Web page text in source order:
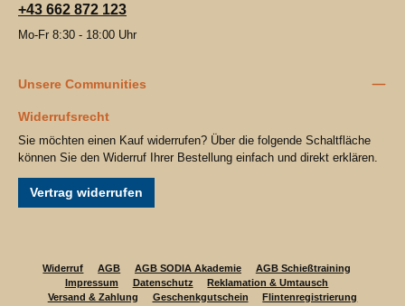
+43 662 872 123
Mo-Fr 8:30 - 18:00 Uhr
Unsere Communities
Widerrufsrecht
Sie möchten einen Kauf widerrufen? Über die folgende Schaltfläche
können Sie den Widerruf Ihrer Bestellung einfach und direkt erklären.
Vertrag widerrufen
Widerruf AGB AGB SODIA Akademie
AGB Schießtraining
Impressum
Datenschutz
Reklamation & Umtausch
Versand & Zahlung
Geschenkgutschein Flintenregistrierung